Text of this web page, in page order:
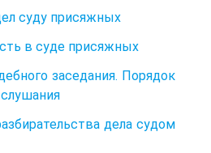
суду присяжных
в суде присяжных
заседания. Порядок
дела судом